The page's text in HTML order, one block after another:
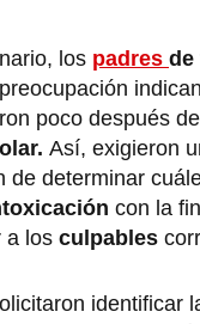
los padres de
poco después
Así, exigieron
de determinar
con la
a los culpables
identificar